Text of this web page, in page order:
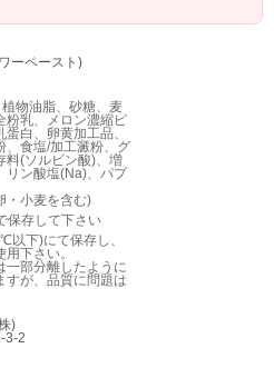
ーペースト)
物油脂、砂糖、麦
粉乳、メロン濃縮ピ
白、卵黄加工品、
、食塩/加工澱粉、グ
料(ソルビン酸)、増
リン酸塩(Na)、パプ
・小麦を含む)
保存して下さい
以下)にて保存し、
下さい。
一部分離したように
すが、品質に問題は
)
3-2